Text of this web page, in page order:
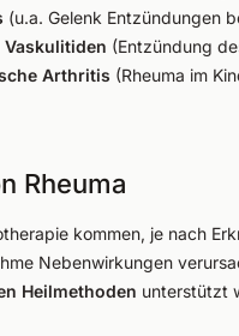
(u.a. Gelenk Entzündungen
(Entzündung
Arthritis (Rheuma im
Rheuma
kommen, je nach
Nebenwirkungen
Heilmethoden unterstützt